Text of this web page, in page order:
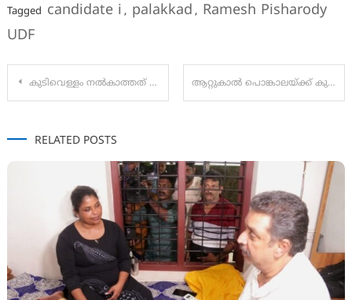
Tagged candidate i , palakkad , Ramesh Pisharody
UDF
Post
കുടിവെള്ളം നൽകാത്തത് നഗരസഭയുടെ മാതൃകാ പ്രവർത്തനവും ആറ്റുകാൽ പൊങ്കാലയും അട്ടിമറിയ്ക്കാൻ : ബിജെപി ആറ്റുകാൽ പൊങ്കാലയ്ക്ക് കുടിവെള്ളം മുടങ്ങില്ല: മന്ത്രി റോഷി അഗസ്റ്റിൻ
RELATED POSTS